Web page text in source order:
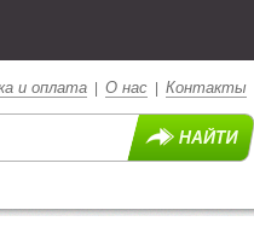
и оплата О нас Контакты